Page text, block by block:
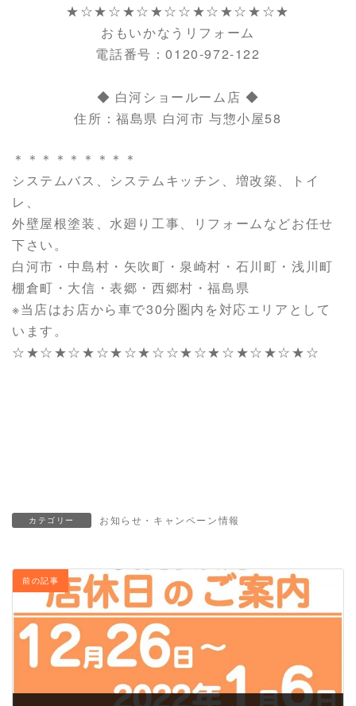
★☆★☆★☆★☆☆★☆★☆★☆★
おもいかなうリフォーム
電話番号：0120-972-122
◆ 白河ショールーム店 ◆
住所：福島県 白河市 与惣小屋58
＊＊＊＊＊＊＊＊＊
システムバス、システムキッチン、増改築、トイ
レ、
外壁屋根塗装、水廻り工事、リフォームなどお任せ
下さい。
白河市・中島村・矢吹町・泉崎村・石川町・浅川町
棚倉町・大信・表郷・西郷村・福島県
※当店はお店から車で30分圏内を対応エリアとして
います。
☆★☆★☆★☆★☆★☆☆★☆★☆★☆★☆★☆
カテゴリー お知らせ・キャンペーン情報
前の記事